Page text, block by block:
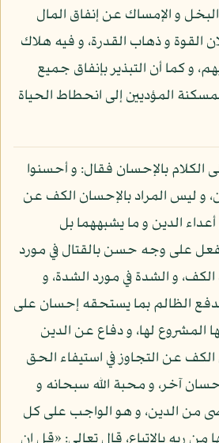
و الإمساك عن إنفاق المال
القوة و ذهاب القدرة، و فيه هلاك
و كما أن التبذير بإنفاق جميع
المؤديين إلى انحطاط الحياة
الكلام بالإحسان فقال: و أحسنوا
و ليس المراد بالإحسان الكف عن
أعداء الدين و ما يشبههما بل
على وجه حسن بالقتال في مورد
الكف، و الشدة في مورد الشدة، و
الظالم بما يستحقه إحسان على
المشروع لها، و دفاع عن الدين
عن التجاوز في استيفاء الحق
آخر، و محبة الله سبحانه و
من الدين، و هو الواجب على كل